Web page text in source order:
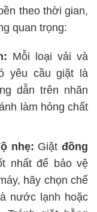
theo thời gian,
quan trọng:
Mỗi loại vải và
yêu cầu giặt là
dẫn trên nhãn
làm hỏng chất
nhẹ: Giặtđồng
nhất để bảo vệ
hãy chọn chế
nước lạnh hoặc